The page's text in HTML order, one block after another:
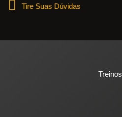
Tire Suas Dúvidas
Treinos